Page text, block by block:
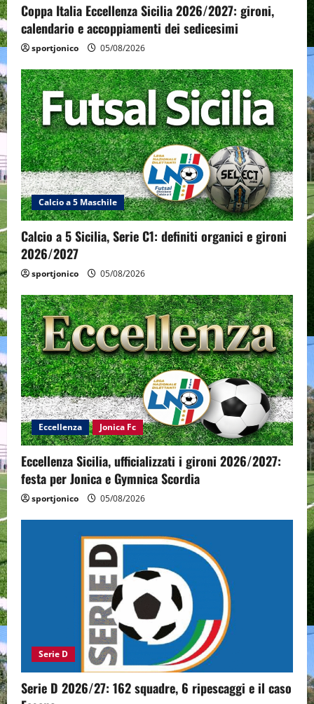
Coppa Italia Eccellenza Sicilia 2026/2027: gironi,
calendario e accoppiamenti dei sedicesimi
sportjonico 05/08/2026
Calcio a 5 Maschile
Calcio a 5 Sicilia, Serie C1: definiti organici e gironi
2026/2027
sportjonico 05/08/2026
Eccellenza Jonica Fc
Eccellenza Sicilia, ufficializzati i gironi 2026/2027:
festa per Jonica e Gymnica Scordia
sportjonico 05/08/2026
Serie D
Serie D 2026/27: 162 squadre, 6 ripescaggi e il caso